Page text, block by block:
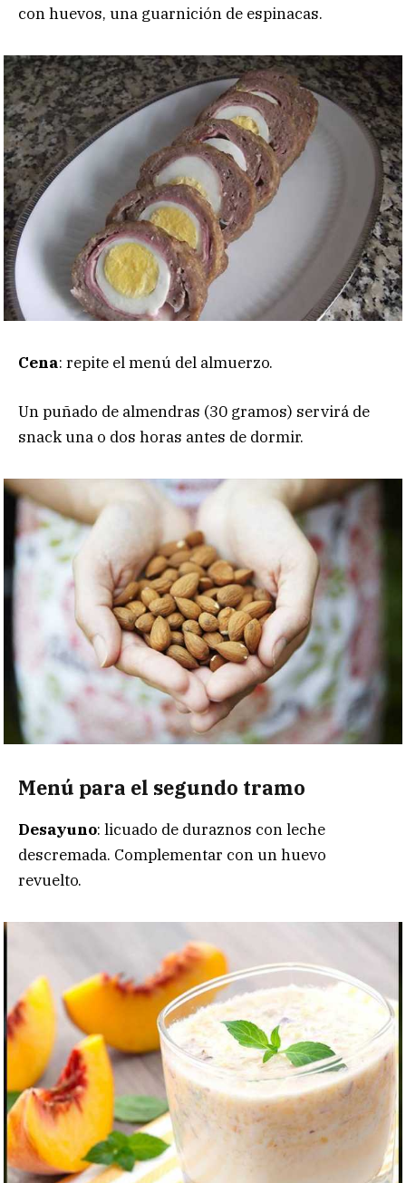
con huevos, una guarnición de espinacas.
Cena: repite el menú del almuerzo.
Un puñado de almendras (30 gramos) servirá de
snack una o dos horas antes de dormir.
Menú para el segundo tramo
Desayuno: licuado de duraznos con leche
descremada. Complementar con un huevo
revuelto.